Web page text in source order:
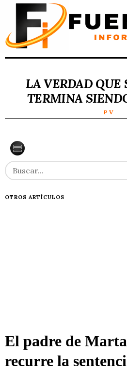
LA VERDAD QUE
TERMINA
P V
OTROS ARTÍCULOS
El padre de
recurre la